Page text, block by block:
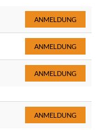
ANMELDUNG
ANMELDUNG
ANMELDUNG
ANMELDUNG